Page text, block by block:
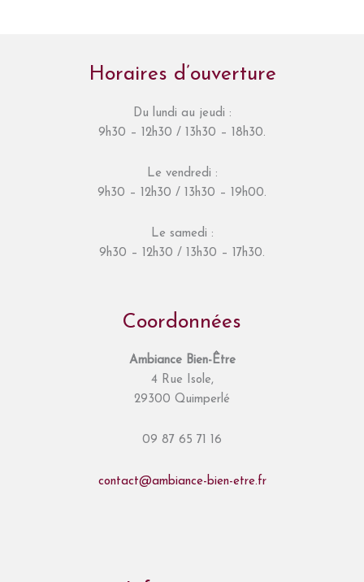
Horaires d’ouverture
Du lundi au jeudi :
9h30 – 12h30 / 13h30 – 18h30.
Le vendredi :
9h30 – 12h30 / 13h30 – 19h00.
Le samedi :
9h30 – 12h30 / 13h30 – 17h30.
Coordonnées
Ambiance Bien-Être
4 Rue Isole,
29300 Quimperlé
09 87 65 71 16
contact@ambiance-bien-etre.fr